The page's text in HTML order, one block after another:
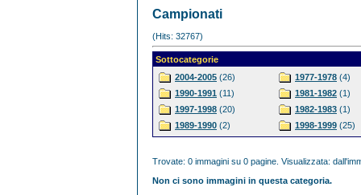
Campionati
(Hits: 32767)
Sottocategorie
2004-2005 (26)
1990-1991 (11)
1997-1998 (20)
1989-1990 (2)
1977-1978 (4)
1981-1982 (1)
1982-1983 (1)
1998-1999 (25)
Trovate: 0 immagini su 0 pagine. Visualizzata:
Non ci sono immagini in questa categoria.